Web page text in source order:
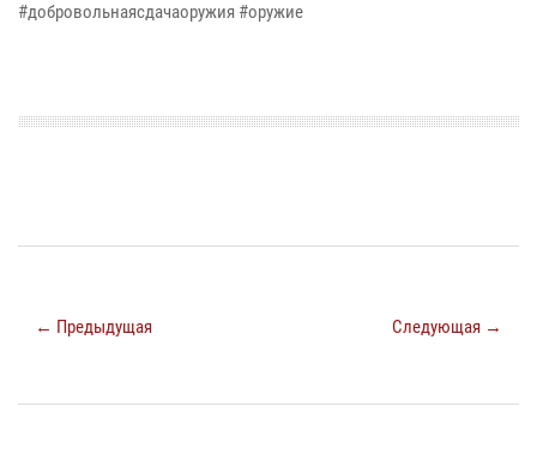
#добровольнаясдачаоружия #оружие
← Предыдущая Следующая →